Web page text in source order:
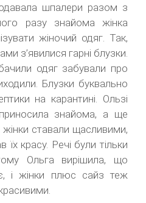
шпалери разом з
разу знайома жінка
жіночий одяг. Так,
з’явилися гарні блузки.
одяг забували про
Блузки буквально
на карантині. Ользі
знайома, а ще
ставали щасливими,
красу. Речі були тільки
Ольга вирішила, що
і жінки плюс сайз теж